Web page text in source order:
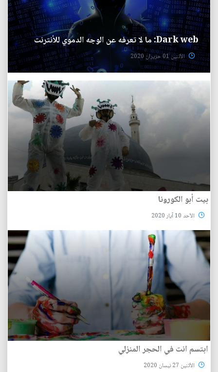
Dark web: ما لا تعرفه عن الوجه الدموي للأنترنت
الأثنين 01 حزيران 2020
بيت أبو الكورونا
الأحد 10 آيار 2020
ابتسم انت في الحجر المنزلي
الأثنين 27 نيسان 2020